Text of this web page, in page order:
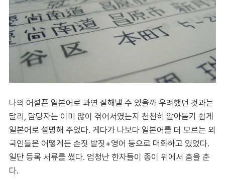
나의 어설픈 일본어로 과연 잘해낼 수 있을까 우려했던 것과는
달리, 담당자는 이미 많이 겪어서였는지 천천히 알아듣기 쉽게
일본어로 설명해 주었다. 게다가 나보다 일본어를 더 모르는 외
국인들은 어떻게든 손짓 발짓+영어 등으로 대화하고 있었다.
일단 등록 서류를 썼다. 엄청난 한자들이 종이 위에서 춤을 춘
다.